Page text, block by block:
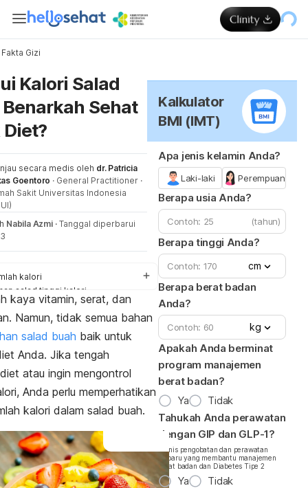
Fakta Gizi
Kalori Salad
Sehat
secara medis oleh dr. Patricia
Goentoro · General Practitioner ·
Sakit Universitas Indonesia
Nabila Azmi · Tanggal diperbarui
kalori
salad tinggi kalori
sehat
kaya vitamin, serat, dan
Namun, tidak semua bahan
salad buah baik untuk
Anda. Jika tengah
atau ingin mengontrol
Anda perlu memperhatikan
kalori dalam salad buah.
Kalkulator
BMI (IMT)
Apa jenis kelamin Anda?
Laki-laki Perempuan
Berapa usia Anda?
(tahun)
Berapa tinggi Anda?
cm
Berapa berat badan
Anda?
kg
Apakah Anda berminat
program manajemen
berat badan?
Ya
Tidak
Tahukah Anda perawatan
dengan GIP dan GLP-1?
*Jenis pengobatan dan perawatan
terbaru yang membantu manajemen
berat badan dan Diabetes Tipe 2
Ya Tidak